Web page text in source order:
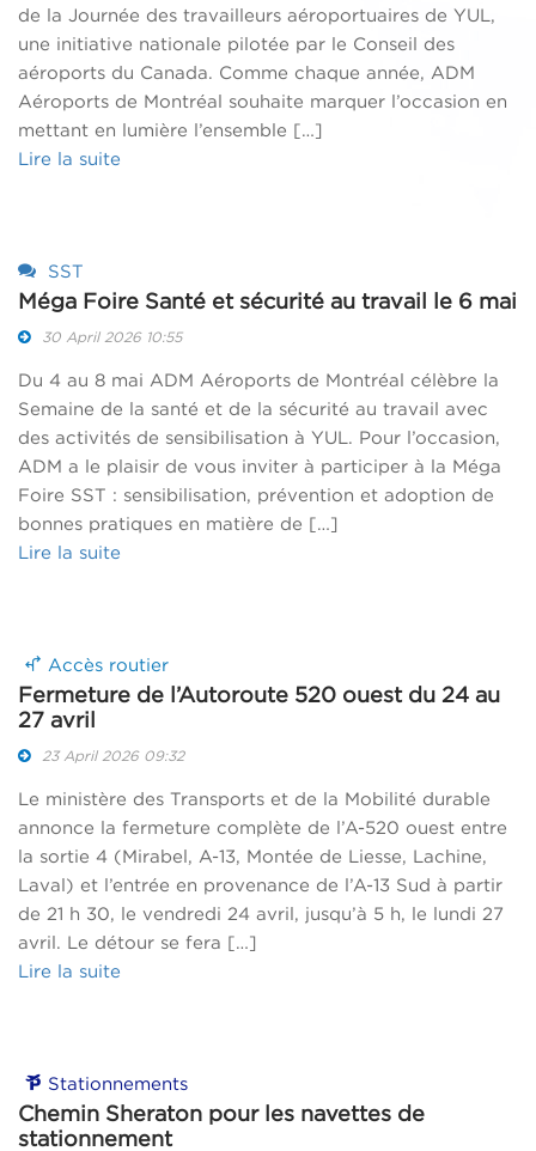
de la Journée des travailleurs aéroportuaires de YUL,
une initiative nationale pilotée par le Conseil des
aéroports du Canada. Comme chaque année, ADM
Aéroports de Montréal souhaite marquer l’occasion en
mettant en lumière l’ensemble […]
Lire la suite
SST
Méga Foire Santé et sécurité au travail le 6 mai
30 April 2026 10:55
Du 4 au 8 mai ADM Aéroports de Montréal célèbre la
Semaine de la santé et de la sécurité au travail avec
des activités de sensibilisation à YUL. Pour l’occasion,
ADM a le plaisir de vous inviter à participer à la Méga
Foire SST : sensibilisation, prévention et adoption de
bonnes pratiques en matière de […]
Lire la suite
Accès routier
Fermeture de l’Autoroute 520 ouest du 24 au
27 avril
23 April 2026 09:32
Le ministère des Transports et de la Mobilité durable
annonce la fermeture complète de l’A-520 ouest entre
la sortie 4 (Mirabel, A-13, Montée de Liesse, Lachine,
Laval) et l’entrée en provenance de l’A-13 Sud à partir
de 21 h 30, le vendredi 24 avril, jusqu’à 5 h, le lundi 27
avril. Le détour se fera […]
Lire la suite
Stationnements
Chemin Sheraton pour les navettes de
stationnement